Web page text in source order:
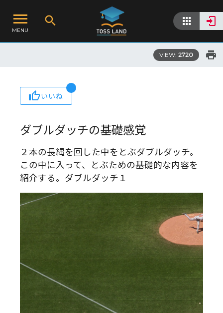
MENU
VIEW: 2720
いいね
ダブルダッチの基礎感覚
２本の長縄を回した中をとぶダブルダッチ。
この中に入って、とぶための基礎的な内容を
紹介する。ダブルダッチ１